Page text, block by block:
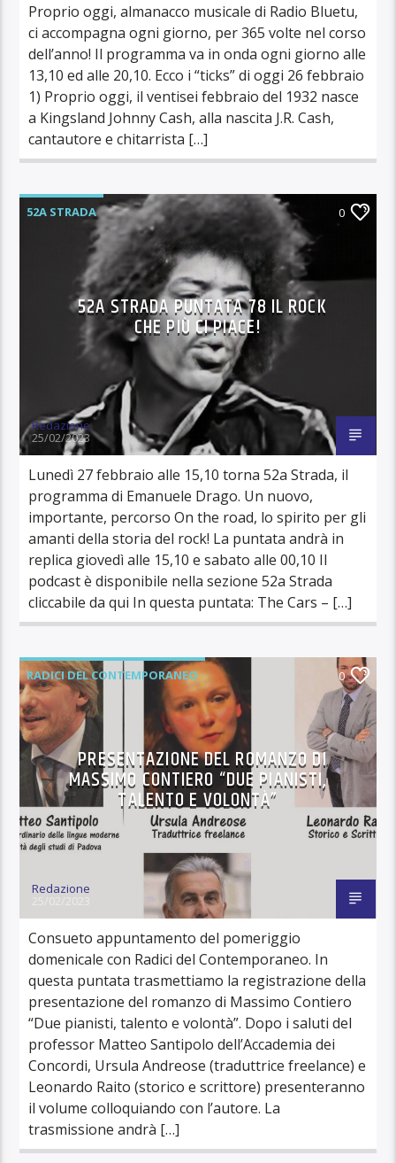
Proprio oggi, almanacco musicale di Radio Bluetu,
ci accompagna ogni giorno, per 365 volte nel corso
dell’anno! Il programma va in onda ogni giorno alle
13,10 ed alle 20,10. Ecco i “ticks” di oggi 26 febbraio
1) Proprio oggi, il ventisei febbraio del 1932 nasce
a Kingsland Johnny Cash, alla nascita J.R. Cash,
cantautore e chitarrista […]
52A STRADA 0
52A STRADA PUNTATA 78 IL ROCK
CHE PIÙ CI PIACE!
Redazione
25/02/2023
Lunedì 27 febbraio alle 15,10 torna 52a Strada, il
programma di Emanuele Drago. Un nuovo,
importante, percorso On the road, lo spirito per gli
amanti della storia del rock! La puntata andrà in
replica giovedì alle 15,10 e sabato alle 00,10 Il
podcast è disponibile nella sezione 52a Strada
cliccabile da qui In questa puntata: The Cars – […]
RADICI DEL CONTEMPORANEO 0
PRESENTAZIONE DEL ROMANZO DI
MASSIMO CONTIERO “DUE PIANISTI,
TALENTO E VOLONTÀ”
Redazione
Consueto appuntamento del pomeriggio
domenicale con Radici del Contemporaneo. In
questa puntata trasmettiamo la registrazione della
presentazione del romanzo di Massimo Contiero
“Due pianisti, talento e volontà”. Dopo i saluti del
professor Matteo Santipolo dell’Accademia dei
Concordi, Ursula Andreose (traduttrice freelance) e
Leonardo Raito (storico e scrittore) presenteranno
il volume colloquiando con l’autore. La
trasmissione andrà […]